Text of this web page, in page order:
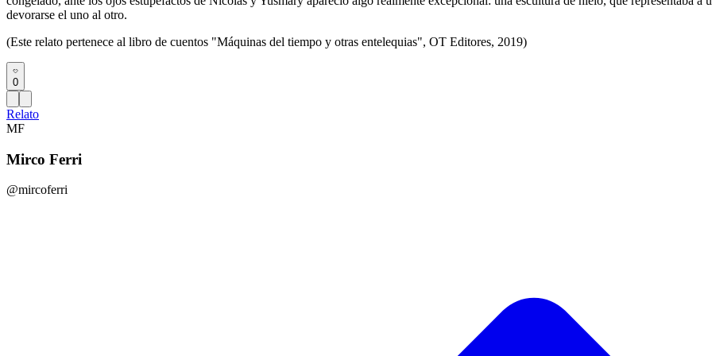
devorarse el uno al otro.
(Este relato pertenece al libro de cuentos "Máquinas del tiempo y otras entelequias", OT Editores, 2019)
0
Relato
MF
Mirco Ferri
@mircoferri